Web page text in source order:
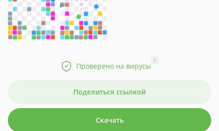
Проверено на вирусы
?
Поделиться ссылкой
Скачать